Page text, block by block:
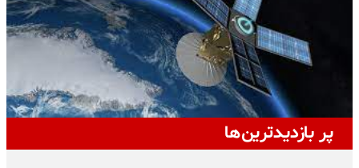
پر بازدیدترین‌ها